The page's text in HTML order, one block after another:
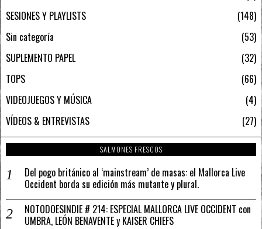
SESIONES Y PLAYLISTS
148
Sin categoría
53
SUPLEMENTO PAPEL
32
TOPS
66
VIDEOJUEGOS Y MÚSICA
4
VÍDEOS & ENTREVISTAS
27
SALMONES FRESCOS
Del pogo británico al ‘mainstream’ de masas: el Mallorca Live
Occident borda su edición más mutante y plural.
NOTODOESINDIE # 214: ESPECIAL MALLORCA LIVE OCCIDENT con
UMBRA, LEÓN BENAVENTE y KAISER CHIEFS